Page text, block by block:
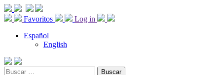
Favoritos
Log in
Español
English
Buscar: